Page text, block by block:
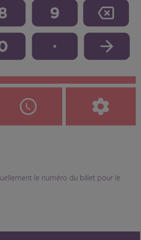
le numéro du billet pour le